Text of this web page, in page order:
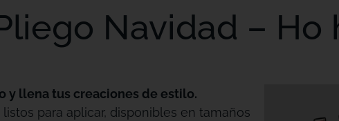
Navidad – Ho
y llena tus creaciones de estilo.
para aplicar, disponibles en tamaños